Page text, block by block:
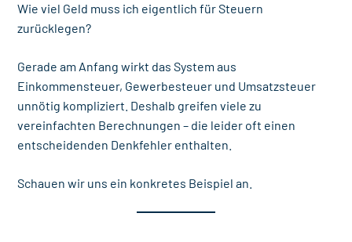
Wie viel Geld muss ich eigentlich für Steuern
zurücklegen?
Gerade am Anfang wirkt das System aus
Einkommensteuer, Gewerbesteuer und Umsatzsteuer
unnötig kompliziert. Deshalb greifen viele zu
vereinfachten Berechnungen – die leider oft einen
entscheidenden Denkfehler enthalten.
Schauen wir uns ein konkretes Beispiel an.